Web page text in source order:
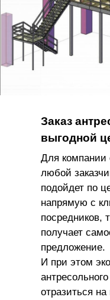
Заказ
выгодной
Для компании
любой
подойдет по
напрямую с
посредников,
получает
предложение.
И при этом
отразиться на